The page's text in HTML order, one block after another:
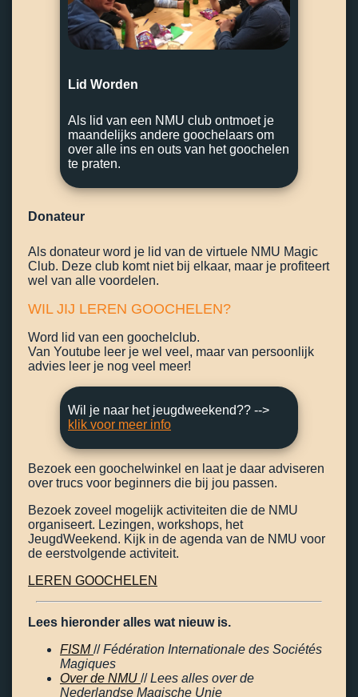
Lid Worden
Als lid van een NMU club ontmoet je
maandelijks andere goochelaars om
over alle ins en outs van het goochelen
te praten.
Donateur
Als donateur word je lid van de virtuele NMU Magic
Club. Deze club komt niet bij elkaar, maar je profiteert
wel van alle voordelen.
WIL JIJ LEREN GOOCHELEN?
Word lid van een goochelclub.
Van Youtube leer je wel veel, maar van persoonlijk
advies leer je nog veel meer!
Wil je naar het jeugdweekend?? -->
klik voor meer info
Bezoek een goochelwinkel en laat je daar adviseren
over trucs voor beginners die bij jou passen.
Bezoek zoveel mogelijk activiteiten die de NMU
organiseert. Lezingen, workshops, het
JeugdWeekend. Kijk in de agenda van de NMU voor
de eerstvolgende activiteit.
LEREN GOOCHELEN
Lees hieronder alles wat nieuw is.
FISM//Fédération Internationale des Sociétés
Magiques
Over de NMU //Lees alles over de
Nederlandse Magische Unie